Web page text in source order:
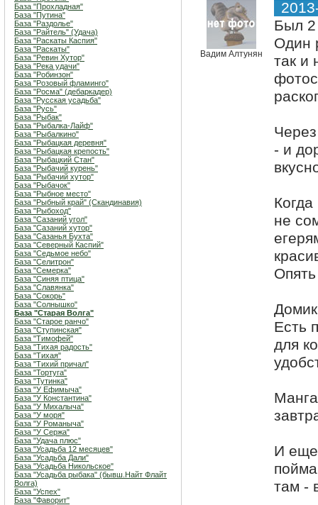
База "Прохладная"
База "Путина"
База "Раздолье"
База "Райтель" (Удача)
База "Раскаты Каспия"
База "Раскаты"
База "Ревин Хутор"
База "Река удачи"
База "Робинзон"
База "Розовый фламинго"
База "Росма" (дебаркадер)
База "Русская усадьба"
База "Русь"
База "Рыбак"
База "Рыбалка-Лайф"
База "Рыбалкино"
База "Рыбацкая деревня"
База "Рыбацкая крепость"
База "Рыбацкий Стан"
База "Рыбачий курень"
База "Рыбачий хутор"
База "Рыбачок"
База "Рыбное место"
База "Рыбный край" (Скандинавия)
База "Рыбоход"
База "Сазаний угол"
База "Сазаний хутор"
База "Сазанья Бухта"
База "Северный Каспий"
База "Седьмое небо"
База "Селитрон"
База "Семерка"
База "Синяя птица"
База "Славянка"
База "Сокорь"
База "Солнышко"
База "Старая Волга"
База "Старое ранчо"
База "Ступинская"
База "Тимофей"
База "Тихая радость"
База "Тихая"
База "Тихий причал"
База "Тортуга"
База "Тутинка"
База "У Ефимыча"
База "У Константина"
База "У Михалыча"
База "У моря"
База "У Романыча"
База "У Сержа"
База "Удача плюс"
База "Усадьба 12 месяцев"
База "Усадьба Дали"
База "Усадьба Никольское"
База "Усадьба рыбака" (бывш.Найт Флайт
Волга)
База "Успех"
База "Фаворит"
Вадим Алтунян
Был 2
Один
так и
- и
не
Есть
для
И еще
там -